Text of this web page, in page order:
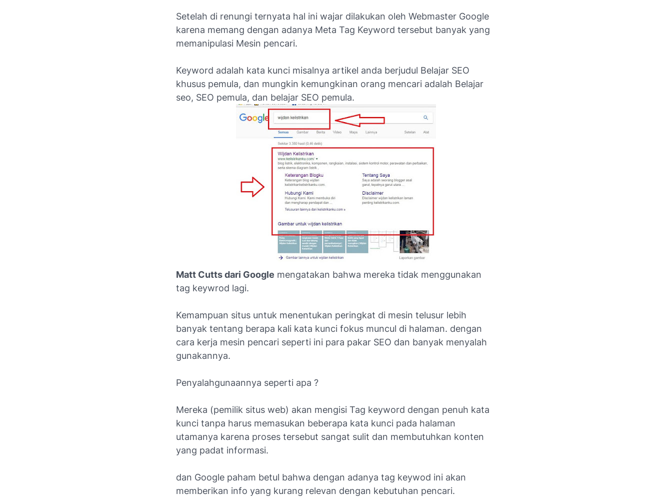
Setelah di renungi ternyata hal ini wajar dilakukan oleh Webmaster Google
karena memang dengan adanya Meta Tag Keyword tersebut banyak yang
memanipulasi Mesin pencari.
Keyword adalah kata kunci misalnya artikel anda berjudul Belajar SEO
khusus pemula, dan mungkin kemungkinan orang mencari adalah Belajar
seo, SEO pemula, dan belajar SEO pemula.
Matt Cutts dari Google mengatakan bahwa mereka tidak menggunakan
tag keywrod lagi.
Kemampuan situs untuk menentukan peringkat di mesin telusur lebih
banyak tentang berapa kali kata kunci fokus muncul di halaman. dengan
cara kerja mesin pencari seperti ini para pakar SEO dan banyak menyalah
gunakannya.
Penyalahgunaannya seperti apa ?
Mereka (pemilik situs web) akan mengisi Tag keyword dengan penuh kata
kunci tanpa harus memasukan beberapa kata kunci pada halaman
utamanya karena proses tersebut sangat sulit dan membutuhkan konten
yang padat informasi.
dan Google paham betul bahwa dengan adanya tag keywod ini akan
memberikan info yang kurang relevan dengan kebutuhan pencari.